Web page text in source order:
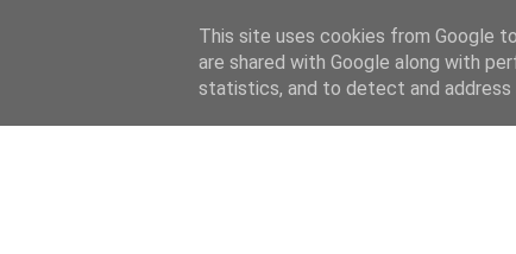
STRONA GŁÓWNA WSPÓŁPRACA RECENZJE O
This site uses cookies from Google
are shared with Google along with
statistics, and to detect and address